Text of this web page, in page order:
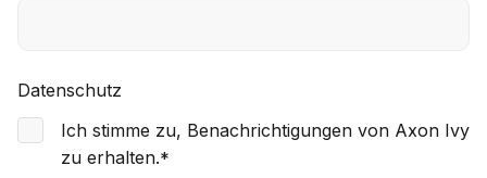
Datenschutz
Ich stimme zu, Benachrichtigungen von Axon Ivy
zu erhalten.*